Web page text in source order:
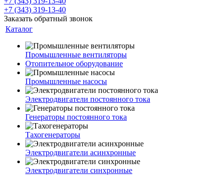
+7 (343) 319-13-40
Заказать обратный звонок
Каталог
Промышленные вентиляторы
Отопительное оборудование
Промышленные насосы
Электродвигатели постоянного тока
Генераторы постоянного тока
Тахогенераторы
Электродвигатели асинхронные
Электродвигатели синхронные